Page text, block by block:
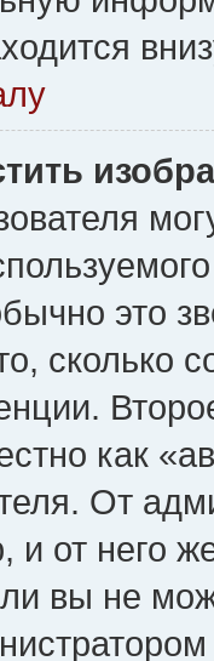
это
сколько
как
От
и от него
вы не